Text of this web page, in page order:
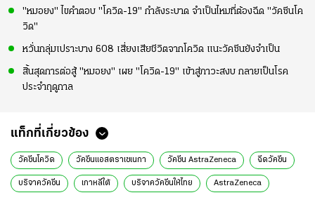
"หมอยง" ไขคำตอบ "โควิด-19" กำลังระบาด จำเป็นไหมที่ต้องฉีด "วัคซีนโค
วิด"
หวั่นกลุ่มเปราะบาง 608 เสี่ยงเสียชีวิตจากโควิด แนะวัคซีนยังจำเป็น
สิ้นสุดการต่อสู้ "หมอยง" เผย "โควิด-19" เข้าสู่ภาวะสงบ กลายเป็นโรค
ประจำฤดูกาล
แท็กที่เกี่ยวข้อง
วัคซีนโควิด วัคซีนแอสตราเซเนกา วัคซีน AstraZeneca ฉีดวัคซีน
บริจาควัคซีน เกาหลีใต้ บริจาควัคซีนให้ไทย AstraZeneca